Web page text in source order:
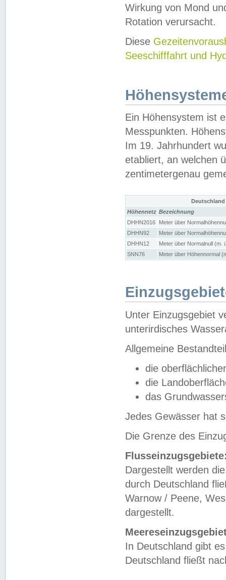
Wirkung von Mond
Rotation verursacht.
Diese
Seeschifffahrt und
Ein Höhensystem ist
Messpunkten.
Im 19. Jahrhundert
etabliert, an welchen
zentimetergenau
Höhennetz Bezeichnung
DHHN2016
Meter über
DHHN92
Meter über
DHHN12
Meter über Normalnull (m.
SNN76
Meter über Höhennormal
Unter Einzugsgebiet
unterirdisches
Allgemeine
die
die
das
Jedes Gewässer hat
Die Grenze des
Dargestellt werden
durch Deutschland
Warnow / Peene,
dargestellt.
In Deutschland gibt
Deutschland fließt